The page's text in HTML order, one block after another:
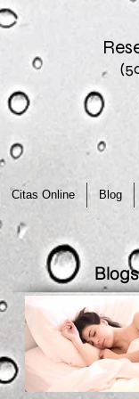
Citas Online Blog
Blogs